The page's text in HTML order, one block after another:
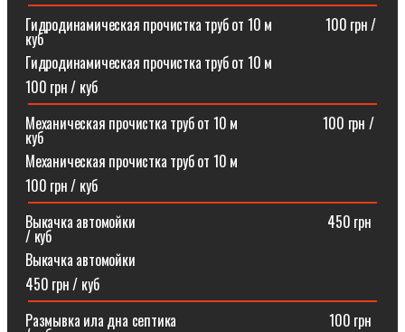
Гидродинамическая прочистка труб от 10 м⠀⠀⠀⠀⠀100 грн /
куб
Гидродинамическая прочистка труб от 10 м
100 грн / куб
Механическая прочистка труб от 10 м⠀⠀⠀⠀⠀⠀⠀⠀100 грн /
куб
Механическая прочистка труб от 10 м
100 грн / куб
Выкачка автомойки⠀⠀⠀⠀⠀⠀⠀⠀⠀⠀⠀⠀⠀⠀⠀⠀⠀⠀450 грн
/ куб
Выкачка автомойки
450 грн / куб
Размывка ила дна септика ⠀⠀⠀⠀⠀⠀⠀⠀⠀⠀⠀⠀⠀⠀100 грн